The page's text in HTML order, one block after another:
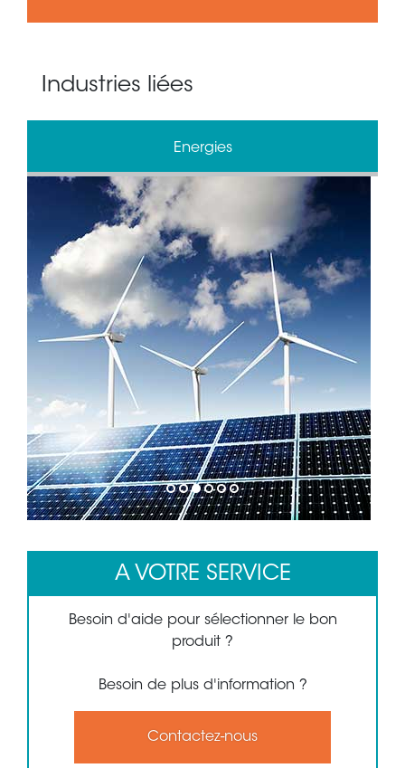
Industries liées
Energies
1 2 3 4 5 6
A VOTRE SERVICE
Besoin d'aide pour sélectionner le bon
produit ?
Besoin de plus d'information ?
Contactez-nous